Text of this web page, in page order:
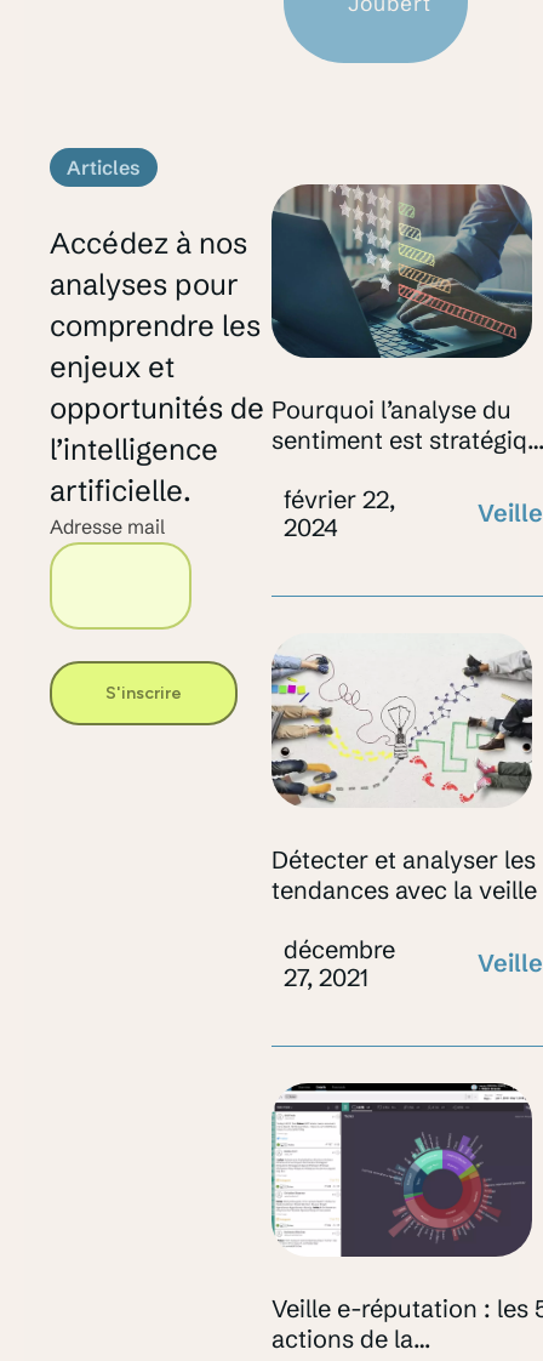
Articles
Accédez à nos
analyses pour
comprendre les
enjeux et
opportunités de
l’intelligence
artificielle.
Adresse mail
S'inscrire
Pourquoi l’analyse du
sentiment est
février 22,
2024
Veille
Détecter et analyser les
tendances avec la veille
décembre
27, 2021
Veille
Veille e-réputation : les
actions de la